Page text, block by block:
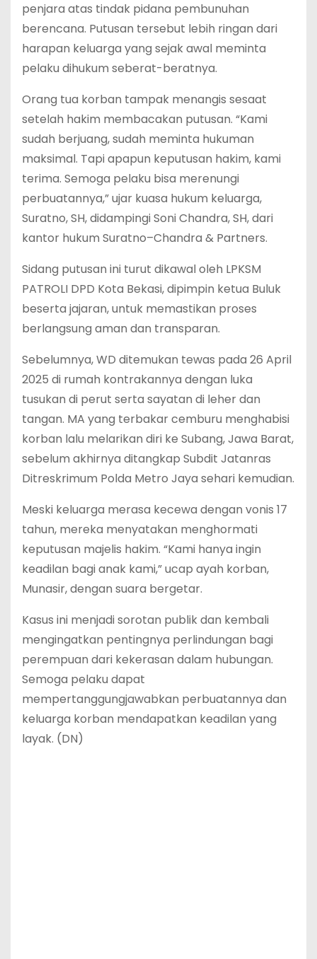
penjara atas tindak pidana pembunuhan
berencana. Putusan tersebut lebih ringan dari
harapan keluarga yang sejak awal meminta
pelaku dihukum seberat-beratnya.
Orang tua korban tampak menangis sesaat
setelah hakim membacakan putusan. “Kami
sudah berjuang, sudah meminta hukuman
maksimal. Tapi apapun keputusan hakim, kami
terima. Semoga pelaku bisa merenungi
perbuatannya,” ujar kuasa hukum keluarga,
Suratno, SH, didampingi Soni Chandra, SH, dari
kantor hukum Suratno–Chandra & Partners.
Sidang putusan ini turut dikawal oleh LPKSM
PATROLI DPD Kota Bekasi, dipimpin ketua Buluk
beserta jajaran, untuk memastikan proses
berlangsung aman dan transparan.
Sebelumnya, WD ditemukan tewas pada 26 April
2025 di rumah kontrakannya dengan luka
tusukan di perut serta sayatan di leher dan
tangan. MA yang terbakar cemburu menghabisi
korban lalu melarikan diri ke Subang, Jawa Barat,
sebelum akhirnya ditangkap Subdit Jatanras
Ditreskrimum Polda Metro Jaya sehari kemudian.
Meski keluarga merasa kecewa dengan vonis 17
tahun, mereka menyatakan menghormati
keputusan majelis hakim. “Kami hanya ingin
keadilan bagi anak kami,” ucap ayah korban,
Munasir, dengan suara bergetar.
Kasus ini menjadi sorotan publik dan kembali
mengingatkan pentingnya perlindungan bagi
perempuan dari kekerasan dalam hubungan.
Semoga pelaku dapat
mempertanggungjawabkan perbuatannya dan
keluarga korban mendapatkan keadilan yang
layak. (DN)